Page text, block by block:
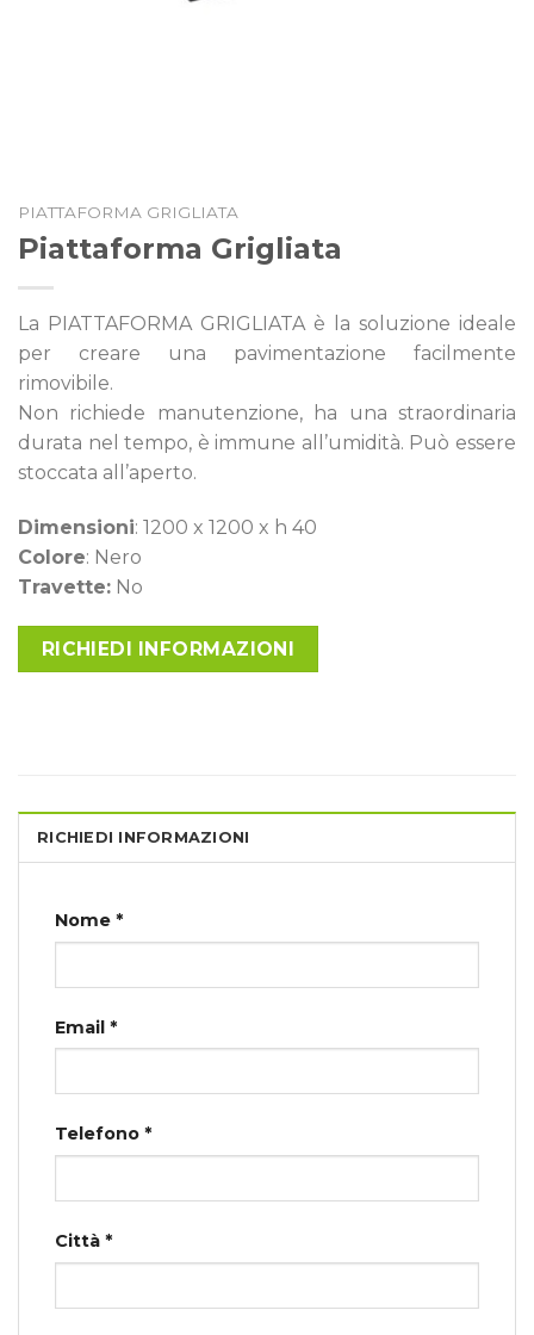
PIATTAFORMA GRIGLIATA
Piattaforma Grigliata
La PIATTAFORMA GRIGLIATA è la soluzione ideale
per creare una pavimentazione facilmente
rimovibile.
Non richiede manutenzione, ha una straordinaria
durata nel tempo, è immune all’umidità. Può essere
stoccata all’aperto.
Dimensioni: 1200 x 1200 x h 40
Colore: Nero
Travette: No
RICHIEDI INFORMAZIONI
RICHIEDI INFORMAZIONI
Nome *
Email *
Telefono *
Città *